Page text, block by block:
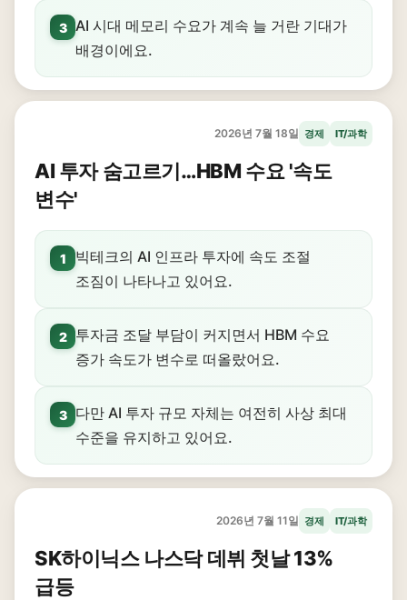
3 AI 시대 메모리 수요가 계속 늘 거란 기대가
배경이에요.
2026년 7월 18일 경제 IT/과학
AI 투자 숨고르기…HBM 수요 '속도
변수'
1
빅테크의 AI 인프라 투자에 속도 조절
조짐이 나타나고 있어요.
2
투자금 조달 부담이 커지면서 HBM 수요
증가 속도가 변수로 떠올랐어요.
3
다만 AI 투자 규모 자체는 여전히 사상 최대
수준을 유지하고 있어요.
2026년 7월 11일 경제 IT/과학
SK하이닉스 나스닥 데뷔 첫날 13%
급등